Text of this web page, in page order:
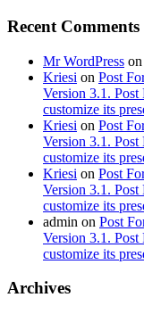
Recent Comments
Mr WordPress on
Kriesi on Post
Version 3.1. Post
customize its
Kriesi on Post
Version 3.1. Post
customize its
Kriesi on Post
Version 3.1. Post
customize its
admin on Post
Version 3.1. Post
customize its
Archives